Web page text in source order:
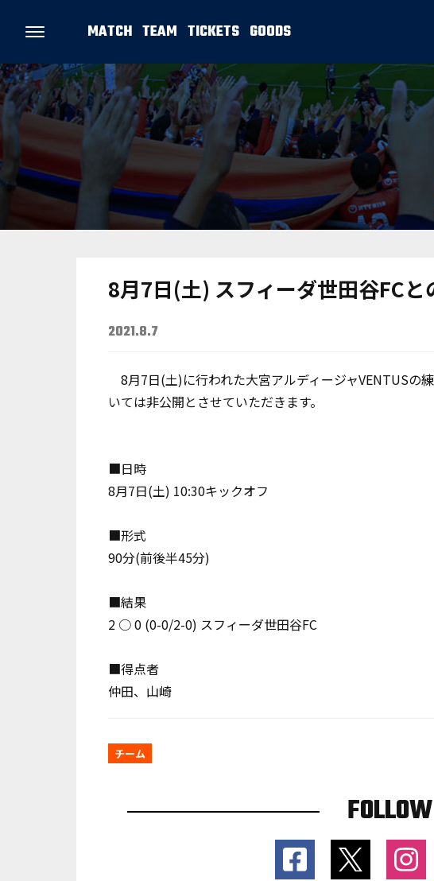
MATCH TEAM TICKETS GOODS
8月7日(土) スフィーダ世田谷FC
2021.8.7
8月7日(土)に行われた大宮アルディージャVENTUSの
いては非公開とさせていただきます。
■日時
8月7日(土) 10:30キックオフ
■形式
90分(前後半45分)
■結果
2 ○ 0 (0-0/2-0) スフィーダ世田谷FC
■得点者
仲田、山崎
チーム